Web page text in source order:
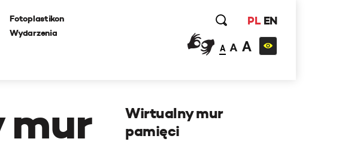
Fotoplastikon
Wydarzenia
PL EN
A A A
Wirtualny mur
pamięci